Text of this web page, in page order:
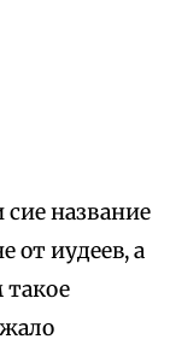
название
от иудеев, а